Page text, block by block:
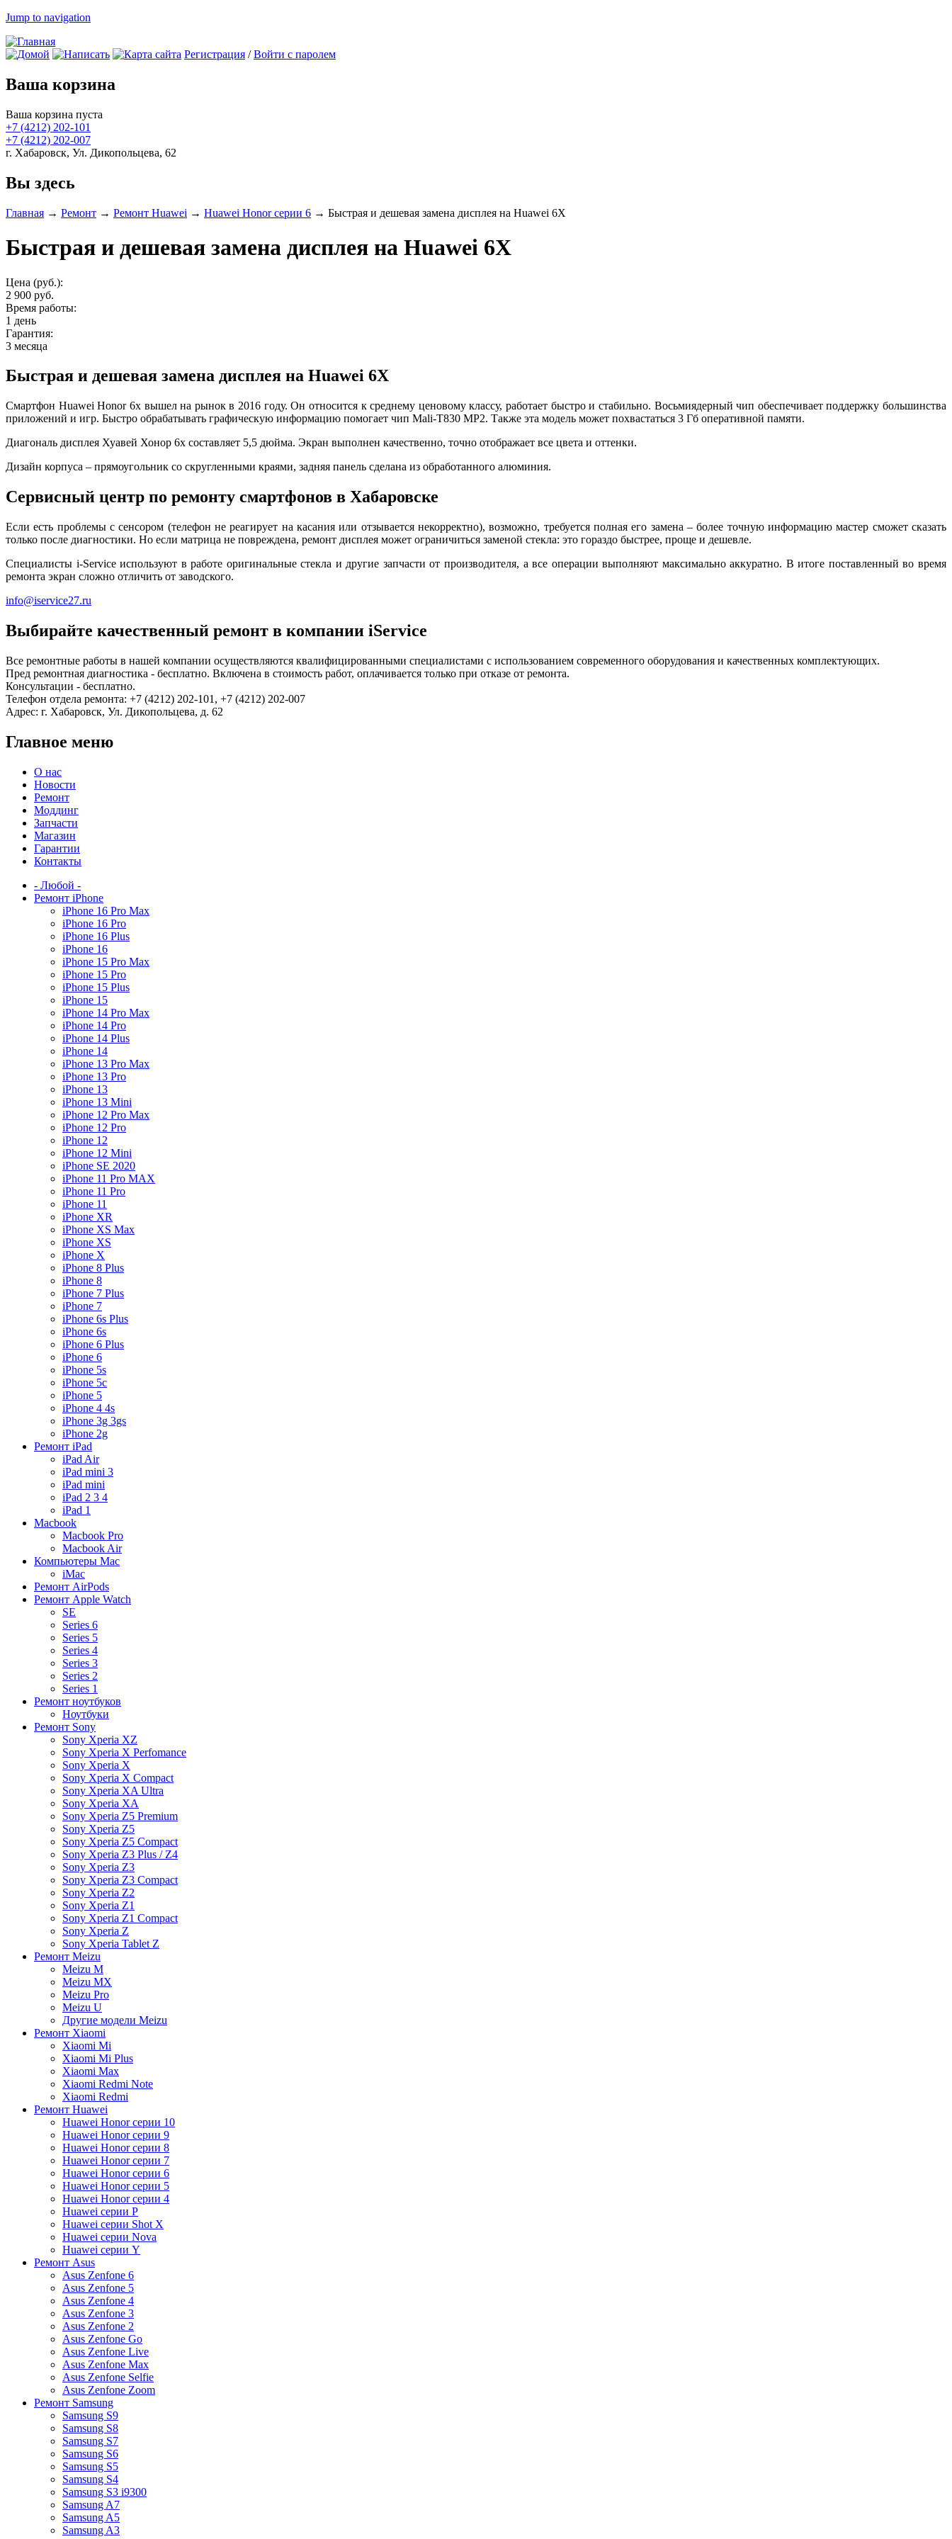
Jump to navigation
Регистрация /Войти с паролем
Ваша корзина
Ваша корзина пуста
+7 (4212) 202-101
+7 (4212) 202-007
г. Хабаровск, Ул. Дикопольцева, 62
Вы здесь
Главная → Ремонт → Ремонт Huawei → Huawei Honor серии 6 → Быстрая и дешевая замена дисплея на Huawei 6X
Быстрая и дешевая замена дисплея на Huawei 6X
Цена (руб.):
2 900 руб.
Время работы:
1 день
Гарантия:
3 месяца
Быстрая и дешевая замена дисплея на Huawei 6X
Смартфон Huawei Honor 6х вышел на рынок в 2016 году. Он относится к среднему ценовому классу, работает быстро и стабильно. Восьмиядерный чип обеспечивает поддержку большинства
приложений и игр. Быстро обрабатывать графическую информацию помогает чип Mali-T830 MP2. Также эта модель может похвастаться 3 Гб оперативной памяти.
Диагональ дисплея Хуавей Хонор 6х составляет 5,5 дюйма. Экран выполнен качественно, точно отображает все цвета и оттенки.
Дизайн корпуса – прямоугольник со скругленными краями, задняя панель сделана из обработанного алюминия.
Сервисный центр по ремонту смартфонов в Хабаровске
Если есть проблемы с сенсором (телефон не реагирует на касания или отзывается некорректно), возможно, требуется полная его замена – более точную информацию мастер сможет сказать
только после диагностики. Но если матрица не повреждена, ремонт дисплея может ограничиться заменой стекла: это гораздо быстрее, проще и дешевле.
Специалисты i-Service используют в работе оригинальные стекла и другие запчасти от производителя, а все операции выполняют максимально аккуратно. В итоге поставленный во время
ремонта экран сложно отличить от заводского.
info@iservice27.ru
Выбирайте качественный ремонт в компании iService
Все ремонтные работы в нашей компании осуществляются квалифицированными специалистами с использованием современного оборудования и качественных комплектующих.
Пред ремонтная диагностика - бесплатно. Включена в стоимость работ, оплачивается только при отказе от ремонта.
Консультации - бесплатно.
Телефон отдела ремонта: +7 (4212) 202-101, +7 (4212) 202-007
Адрес: г. Хабаровск, Ул. Дикопольцева, д. 62
Главное меню
О нас
Новости
Ремонт
Моддинг
Запчасти
Магазин
Гарантии
Контакты
- Любой -
Ремонт iPhone
iPhone 16 Pro Max
iPhone 16 Pro
iPhone 16 Plus
iPhone 16
iPhone 15 Pro Max
iPhone 15 Pro
iPhone 15 Plus
iPhone 15
iPhone 14 Pro Max
iPhone 14 Pro
iPhone 14 Plus
iPhone 14
iPhone 13 Pro Max
iPhone 13 Pro
iPhone 13
iPhone 13 Mini
iPhone 12 Pro Max
iPhone 12 Pro
iPhone 12
iPhone 12 Mini
iPhone SE 2020
iPhone 11 Pro MAX
iPhone 11 Pro
iPhone 11
iPhone XR
iPhone XS Max
iPhone XS
iPhone X
iPhone 8 Plus
iPhone 8
iPhone 7 Plus
iPhone 7
iPhone 6s Plus
iPhone 6s
iPhone 6 Plus
iPhone 6
iPhone 5s
iPhone 5c
iPhone 5
iPhone 4 4s
iPhone 3g 3gs
iPhone 2g
Ремонт iPad
iPad Air
iPad mini 3
iPad mini
iPad 2 3 4
iPad 1
Macbook
Macbook Pro
Macbook Air
Компьютеры Mac
iMac
Ремонт AirPods
Ремонт Apple Watch
SE
Series 6
Series 5
Series 4
Series 3
Series 2
Series 1
Ремонт ноутбуков
Ноутбуки
Ремонт Sony
Sony Xperia XZ
Sony Xperia X Perfomance
Sony Xperia X
Sony Xperia X Compact
Sony Xperia XA Ultra
Sony Xperia XA
Sony Xperia Z5 Premium
Sony Xperia Z5
Sony Xperia Z5 Compact
Sony Xperia Z3 Plus / Z4
Sony Xperia Z3
Sony Xperia Z3 Compact
Sony Xperia Z2
Sony Xperia Z1
Sony Xperia Z1 Compact
Sony Xperia Z
Sony Xperia Tablet Z
Ремонт Meizu
Meizu M
Meizu MX
Meizu Pro
Meizu U
Другие модели Meizu
Ремонт Xiaomi
Xiaomi Mi
Xiaomi Mi Plus
Xiaomi Max
Xiaomi Redmi Note
Xiaomi Redmi
Ремонт Huawei
Huawei Honor серии 10
Huawei Honor серии 9
Huawei Honor серии 8
Huawei Honor серии 7
Huawei Honor серии 6
Huawei Honor серии 5
Huawei Honor серии 4
Huawei серии P
Huawei серии Shot X
Huawei серии Nova
Huawei серии Y
Ремонт Asus
Asus Zenfone 6
Asus Zenfone 5
Asus Zenfone 4
Asus Zenfone 3
Asus Zenfone 2
Asus Zenfone Go
Asus Zenfone Live
Asus Zenfone Max
Asus Zenfone Selfie
Asus Zenfone Zoom
Ремонт Samsung
Samsung S9
Samsung S8
Samsung S7
Samsung S6
Samsung S5
Samsung S4
Samsung S3 i9300
Samsung A7
Samsung A5
Samsung A3